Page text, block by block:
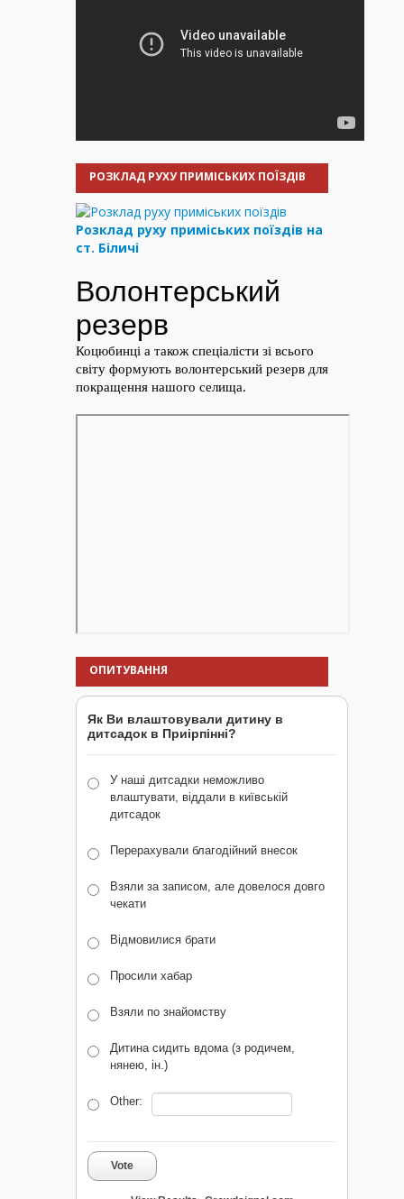
РОЗКЛАД РУХУ ПРИМІСЬКИХ ПОЇЗДІВ
Розклад руху приміських поїздів на
ст. Біличі
ОПИТУВАННЯ
Як Ви влаштовували дитину в
дитсадок в Приірпінні?
У наші дитсадки неможливо
влаштувати, віддали в київській
дитсадок
Перерахували благодійний внесок
Взяли за записом, але довелося довго
чекати
Відмовилися брати
Просили хабар
Взяли по знайомству
Дитина сидить вдома (з родичем,
нянею, ін.)
Other:
Vote